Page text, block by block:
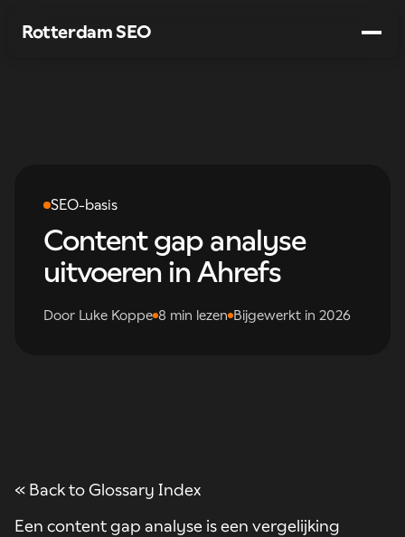
Rotterdam SEO
Over ons
→ Gratis SEO-audit
SEO-basis
Content gap analyse
uitvoeren in Ahrefs
Door Luke Koppe 8 min lezen Bijgewerkt in 2026
« Back to Glossary Index
Een content gap analyse is een vergelijking